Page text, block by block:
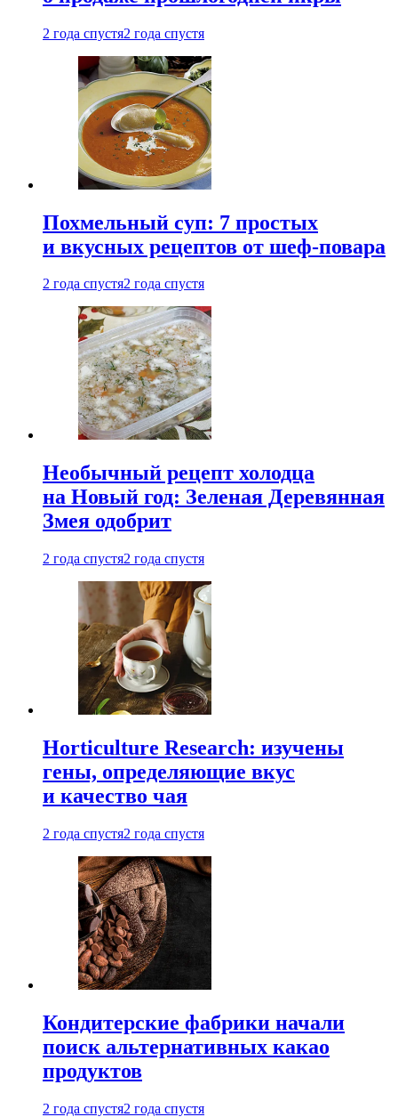
2 года спустя2 года спустя
Похмельный суп: 7 простых
и вкусных рецептов от шеф-повара
2 года спустя2 года спустя
Необычный рецепт холодца
на Новый год: Зеленая Деревянная
Змея одобрит
2 года спустя2 года спустя
Horticulture Research: изучены
гены, определяющие вкус
и качество чая
2 года спустя2 года спустя
Кондитерские фабрики начали
поиск альтернативных какао
продуктов
2 года спустя2 года спустя